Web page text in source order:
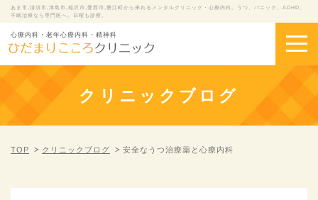
あま市,清須市,津島市,稲沢市,愛西市,蟹江町から来れるメンタルクリニック・心療内科。うつ、パニック、ADHD、
不眠治療なら専門医へ。日曜も診察。
心療内科・老年心療内科・精神科
クリニックブログ
TOP クリニックブログ 安全なうつ治療薬と心療内科